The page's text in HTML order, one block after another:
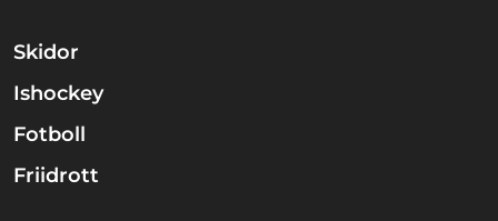
Skidor
Ishockey
Fotboll
Friidrott